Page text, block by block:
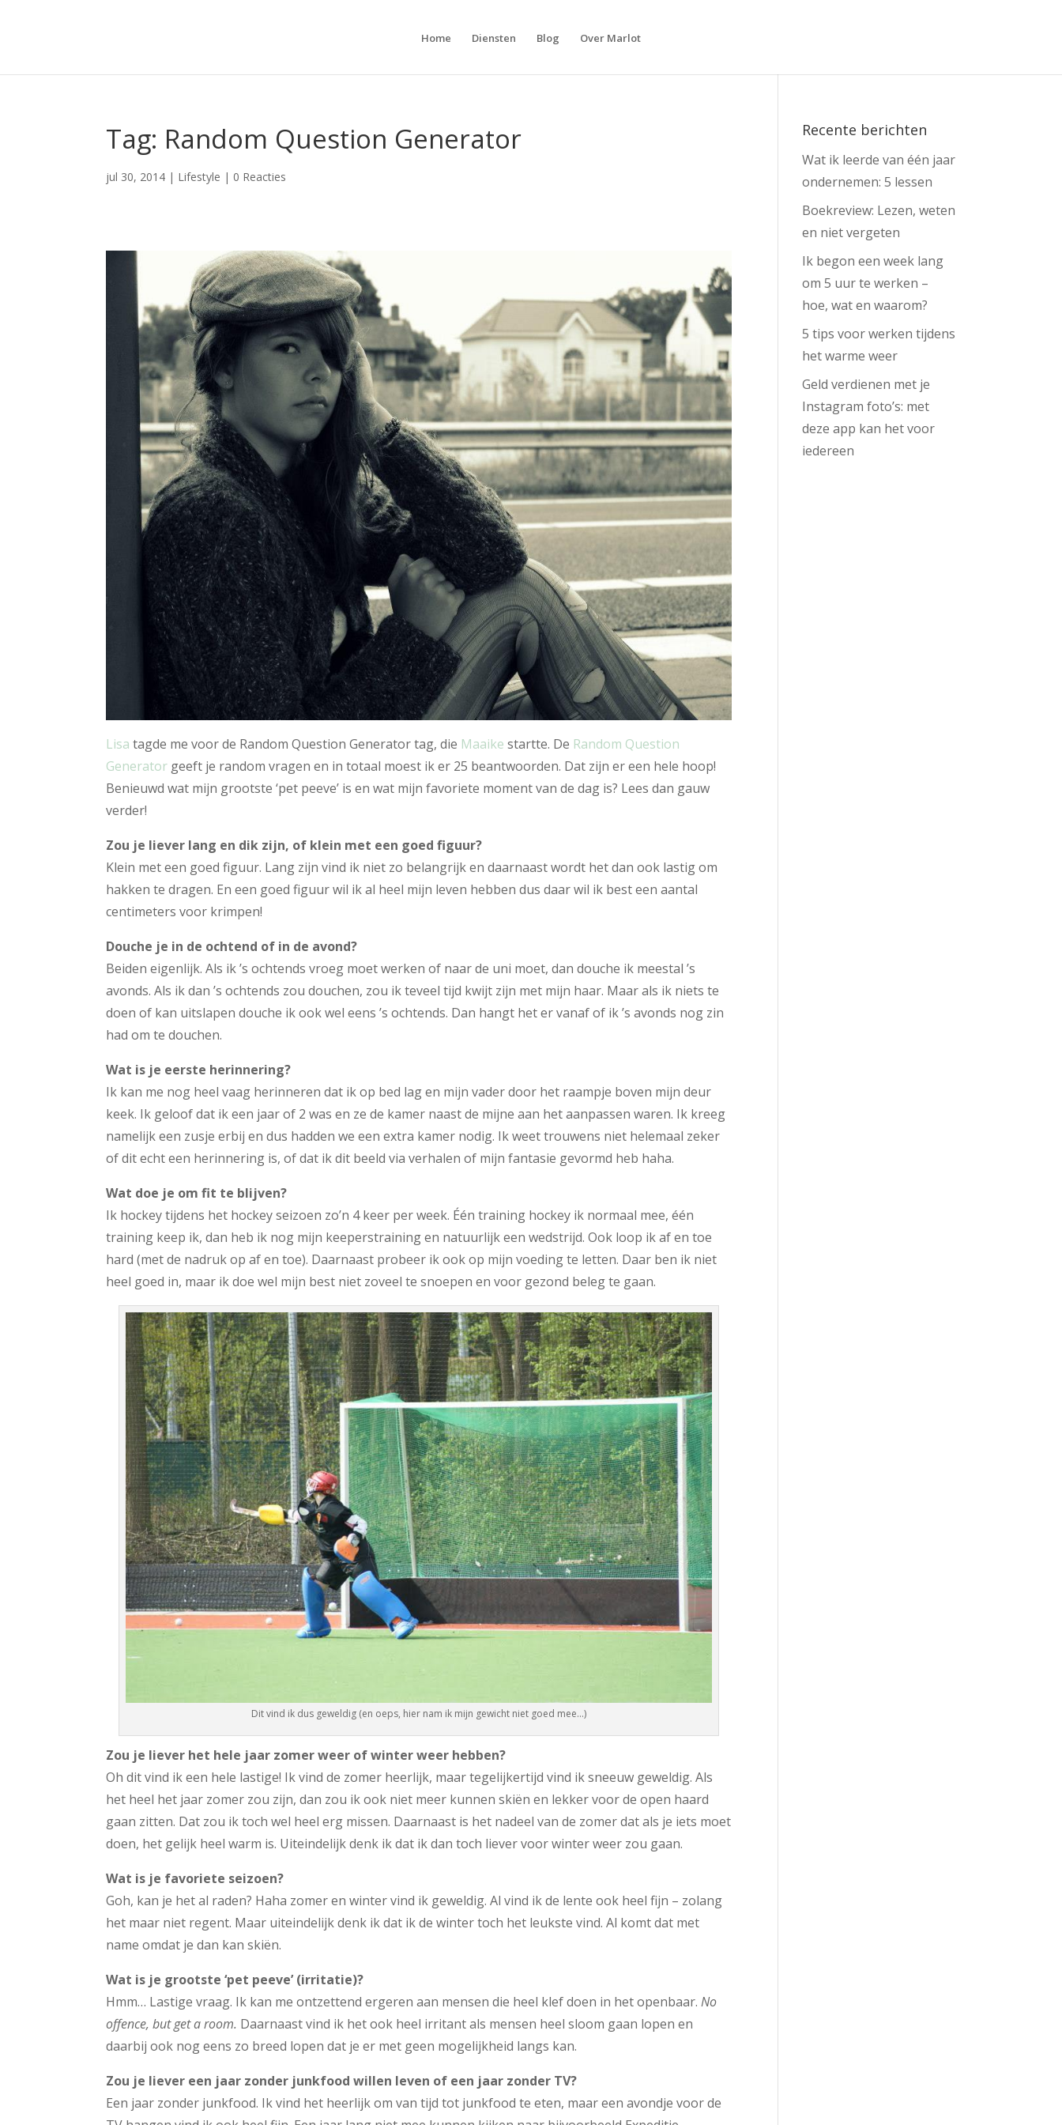
Home Diensten Blog Over Marlot
Tag: Random Question Generator
jul 30, 2014 | Lifestyle | 0 Reacties
Lisa tagde me voor de Random Question Generator tag, die Maaike startte. De Random Question
Generator geeft je random vragen en in totaal moest ik er 25 beantwoorden. Dat zijn er een hele hoop!
Benieuwd wat mijn grootste ‘pet peeve’ is en wat mijn favoriete moment van de dag is? Lees dan gauw
verder!
Zou je liever lang en dik zijn, of klein met een goed figuur?
Klein met een goed figuur. Lang zijn vind ik niet zo belangrijk en daarnaast wordt het dan ook lastig om
hakken te dragen. En een goed figuur wil ik al heel mijn leven hebben dus daar wil ik best een aantal
centimeters voor krimpen!
Douche je in de ochtend of in de avond?
Beiden eigenlijk. Als ik ’s ochtends vroeg moet werken of naar de uni moet, dan douche ik meestal ’s
avonds. Als ik dan ’s ochtends zou douchen, zou ik teveel tijd kwijt zijn met mijn haar. Maar als ik niets te
doen of kan uitslapen douche ik ook wel eens ’s ochtends. Dan hangt het er vanaf of ik ’s avonds nog zin
had om te douchen.
Wat is je eerste herinnering?
Ik kan me nog heel vaag herinneren dat ik op bed lag en mijn vader door het raampje boven mijn deur
keek. Ik geloof dat ik een jaar of 2 was en ze de kamer naast de mijne aan het aanpassen waren. Ik kreeg
namelijk een zusje erbij en dus hadden we een extra kamer nodig. Ik weet trouwens niet helemaal zeker
of dit echt een herinnering is, of dat ik dit beeld via verhalen of mijn fantasie gevormd heb haha.
Wat doe je om fit te blijven?
Ik hockey tijdens het hockey seizoen zo’n 4 keer per week. Één training hockey ik normaal mee, één
training keep ik, dan heb ik nog mijn keeperstraining en natuurlijk een wedstrijd. Ook loop ik af en toe
hard (met de nadruk op af en toe). Daarnaast probeer ik ook op mijn voeding te letten. Daar ben ik niet
heel goed in, maar ik doe wel mijn best niet zoveel te snoepen en voor gezond beleg te gaan.
Dit vind ik dus geweldig (en oeps, hier nam ik mijn gewicht niet goed mee…)
Zou je liever het hele jaar zomer weer of winter weer hebben?
Oh dit vind ik een hele lastige! Ik vind de zomer heerlijk, maar tegelijkertijd vind ik sneeuw geweldig. Als
het heel het jaar zomer zou zijn, dan zou ik ook niet meer kunnen skiën en lekker voor de open haard
gaan zitten. Dat zou ik toch wel heel erg missen. Daarnaast is het nadeel van de zomer dat als je iets moet
doen, het gelijk heel warm is. Uiteindelijk denk ik dat ik dan toch liever voor winter weer zou gaan.
Wat is je favoriete seizoen?
Goh, kan je het al raden? Haha zomer en winter vind ik geweldig. Al vind ik de lente ook heel fijn – zolang
het maar niet regent. Maar uiteindelijk denk ik dat ik de winter toch het leukste vind. Al komt dat met
name omdat je dan kan skiën.
Wat is je grootste ‘pet peeve’ (irritatie)?
Hmm… Lastige vraag. Ik kan me ontzettend ergeren aan mensen die heel klef doen in het openbaar.No
offence, but get a room. Daarnaast vind ik het ook heel irritant als mensen heel sloom gaan lopen en
daarbij ook nog eens zo breed lopen dat je er met geen mogelijkheid langs kan.
Zou je liever een jaar zonder junkfood willen leven of een jaar zonder TV?
Een jaar zonder junkfood. Ik vind het heerlijk om van tijd tot junkfood te eten, maar een avondje voor de
Recente berichten
Wat ik leerde van één jaar
ondernemen: 5 lessen
Boekreview: Lezen, weten
en niet vergeten
Ik begon een week lang
om 5 uur te werken –
hoe, wat en waarom?
5 tips voor werken tijdens
het warme weer
Geld verdienen met je
Instagram foto’s: met
deze app kan het voor
iedereen